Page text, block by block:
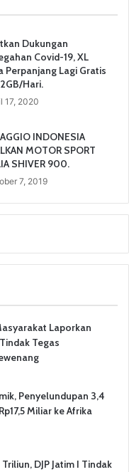
Dukungan
Covid-19, XL
Perpanjang Lagi Gratis
Hari.
17, 2020
INDONESIA
MOTOR SPORT
SHIVER 900.
7, 2019
Laporkan
Tegas
Penyelundupan 3,4
Miliar ke Afrika
DJP Jatim I Tindak